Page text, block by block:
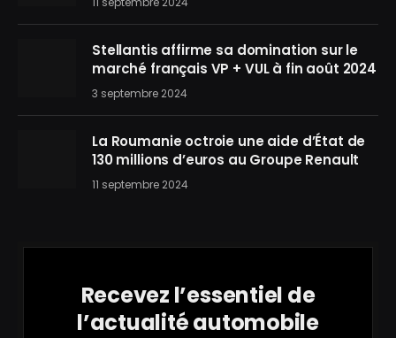
Stellantis affirme sa domination sur le
marché français VP + VUL à fin août 2024
3 septembre 2024
La Roumanie octroie une aide d’État de
130 millions d’euros au Groupe Renault
11 septembre 2024
Recevez l’essentiel de
l’actualité automobile